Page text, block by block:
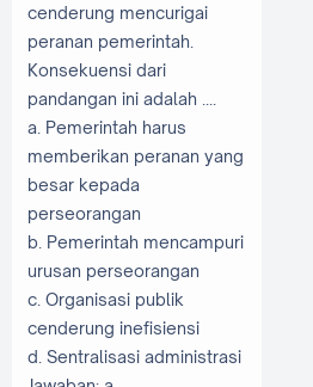
cenderung mencurigai
peranan pemerintah.
Konsekuensi dari
pandangan ini adalah ....
a. Pemerintah harus
memberikan peranan yang
besar kepada
perseorangan
b. Pemerintah mencampuri
urusan perseorangan
c. Organisasi publik
cenderung inefisiensi
d. Sentralisasi administrasi